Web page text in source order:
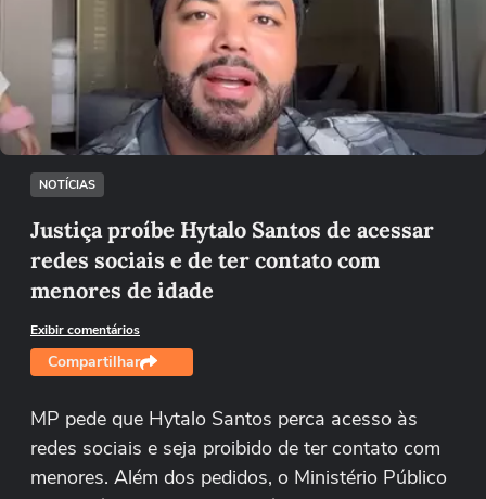
Não foi possível reproduzir o vídeo
Tentar novamente
NOTÍCIAS
Justiça proíbe Hytalo Santos de acessar
redes sociais e de ter contato com
menores de idade
Exibir comentários
Compartilhar
MP pede que Hytalo Santos perca acesso às
redes sociais e seja proibido de ter contato com
menores. Além dos pedidos, o Ministério Público